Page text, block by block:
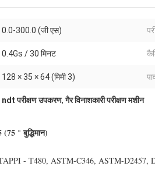
0.0-300.0 (जी एस)
0.4Gs / 30 मिनट
128 × 35 × 64 (मिमी 3)
ndt परीक्षण उपकरण,गैर विनाशकारी परीक्षण मशीन
° बुद्धिमान)
TAPPI - T480, ASTM-C346, ASTM-